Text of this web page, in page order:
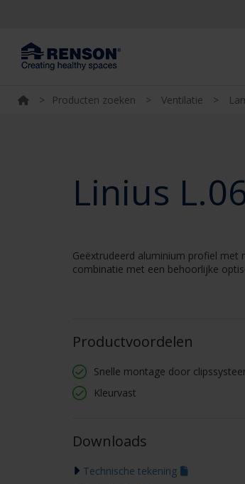
> Producten zoeken > Ventilatie >
Linius
Geëxtrudeerd aluminium profiel met
combinatie met een behoorlijke
Productvoordelen
Snelle montage door
Kleurvast
Downloads
Technische tekening